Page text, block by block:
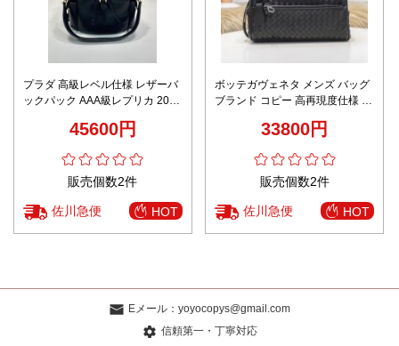
プラダ 高級レベル仕様 レザーバ
ックパック AAA級レプリカ 2025
45600円
販売個数2件
佐川急便 HOT
ボッテガヴェネタ メンズ バッグ
ブランド コピー 高再現度仕様 即
使用 精密ディテール
33800円
販売個数2件
佐川急便 HOT
Eメール： yoyocopys@gmail.com
信頼第一・丁寧対応